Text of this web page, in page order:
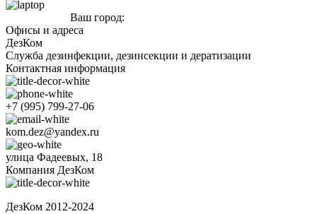
Ваш город:
Офисы и адреса
ДезКом
Служба дезинфекции, дезинсекции и дератизации
Контактная информация
+7 (995) 799-27-06
kom.dez@yandex.ru
улица Фадеевых, 18
Компания ДезКом
ДезКом 2012-2024